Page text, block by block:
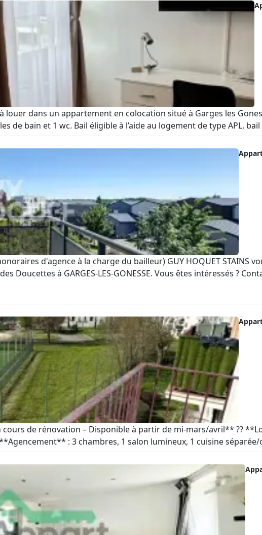
dans un appartement en colocation situé à Garges les
de bain et 1 wc. Bail éligible à l’aide au logement de type APL,
d'agence à la charge du bailleur) GUY HOQUET
à GARGES-LES-GONESSE. Vous êtes intéressés ?
de rénovation – Disponible à partir de mi-mars/avril** ??
: 3 chambres, 1 salon lumineux, 1 cuisine séparée/